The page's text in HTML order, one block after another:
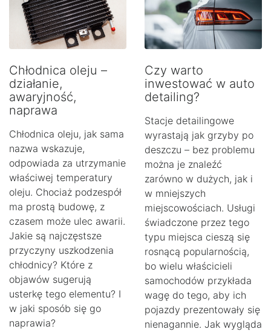
Chłodnica oleju –
działanie,
awaryjność,
naprawa
Chłodnica oleju, jak sama
nazwa wskazuje,
odpowiada za utrzymanie
właściwej temperatury
oleju. Chociaż podzespół
ma prostą budowę, z
czasem może ulec awarii.
Jakie są najczęstsze
przyczyny uszkodzenia
chłodnicy? Które z
objawów sugerują
usterkę tego elementu? I
w jaki sposób się go
naprawia?
Czy warto
inwestować w auto
detailing?
Stacje detailingowe
wyrastają jak grzyby po
deszczu – bez problemu
można je znaleźć
zarówno w dużych, jak i
w mniejszych
miejscowościach. Usługi
świadczone przez tego
typu miejsca cieszą się
rosnącą popularnością,
bo wielu właścicieli
samochodów przykłada
wagę do tego, aby ich
pojazdy prezentowały się
nienagannie. Jak wygląda